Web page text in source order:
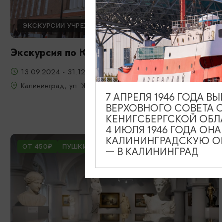
ЭКСКУРСИИ УЧРЕЖДЕНИЙ КУЛЬТУРЫ
Экскурсия по Южному вокзалу
13.09.2024 - 31.12.2026
Калининград, ул. Железнодорожная, д. 13-23
ОТ 450₽ ПУШКИНСКАЯ КАРТА
7 АПРЕЛЯ 1946 ГОДА
ВЕРХОВНОГО СОВЕТА
КЕНИГСБЕРГСКОЙ
4 ИЮЛЯ 1946 ГОДА
КАЛИНИНГРАДСКУЮ
— В КАЛИНИНГРАД